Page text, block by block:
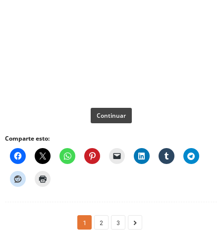
Continuar
Comparte esto:
1 2 3